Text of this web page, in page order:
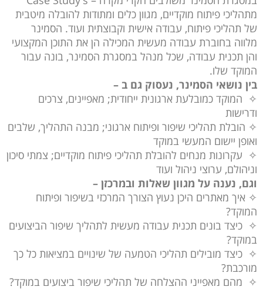
מתהליכי פיתוח מוקדיים, מגוון כלים ומתודות להובלה מיטבית
של תהליכי פיתוח, עבודה אישית וקבוצתית ועוד. הסמינר
מלווה בחוברת עבודה מעשית המכילה הן את התוכן המקצועי
והן תכנית עבודה, שכל מנהל במסגרת הסמינר, בונה עבור
המוקד שלו.
בין נושאי הסמינר, נעסוק גם ב –
✧ המוקד כמובלעת ארגונית ייחודית; מאפיינים, צרכים
ודרישות
✧ הובלת תהליכי שיפור ופיתוח ארגוני; מבנה התהליך, שלבים
ואופן יישום המעשי במוקד
✧ עקרונות מנחים להובלת תהליכי פיתוח מוקדיים; צמתי סיכון
וניהולם, ערוצי ניהול ועוד
וגם, נענה על מגוון שאלות ובמרכזן –
✧ איך מאתרים היכן נעוץ הצורך המרכזי בשיפור ופיתוח
המוקד?
✧ כיצד בונים תכנית עבודה מעשית לתהליך שיפור הביצועים
במוקד?
✧ כיצד מובילים תהליכי הטמעה של שינויים במציאות כל כך
מורכבת?
✧ מהם מאפייני ההצלחה של תהליכי שיפור ביצועים במוקד?